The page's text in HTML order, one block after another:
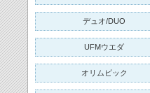
デュオ/DUO
UFMウエダ
オリムピック